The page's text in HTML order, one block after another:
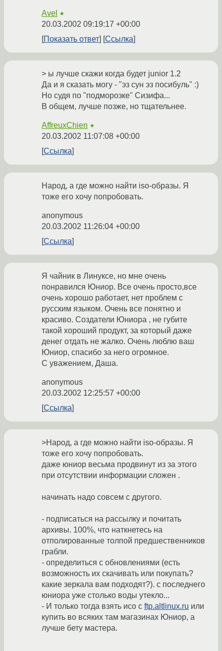
Avel ★
20.03.2002 09:19:17 +00:00
Показать ответ
Ссылка
> ы лучше скажи когда будет junior 1.2
Да и я сказать могу - "эз сун эз посибуль" :)
Но судя по "подморозке" Сизифа...
В общем, лучше позже, но тщательнее.
AffreuxChien ★
20.03.2002 11:07:08 +00:00
Ссылка
Народ, а где можно найти iso-образы. Я
тоже его хочу попробовать.
anonymous
20.03.2002 11:26:04 +00:00
Ссылка
Я чайник в Линуксе, но мне очень
понравился Юниор. Все очень просто,все
очень хорошо работает, нет проблем с
русским языком. Очень все понятно и
красиво. Создатели Юниора , не губите
такой хороший продукт, за который даже
денег отдать не жалко. Очень люблю ваш
Юниор, спасибо за него огромное.
С уважением, Даша.
anonymous
20.03.2002 12:25:57 +00:00
Ссылка
>Народ, а где можно найти iso-образы. Я
тоже его хочу попробовать.
даже юниор весьма продвинут из за этого
при отсутствии информации сложен .
начинать надо совсем с другого.
- подписаться на рассылку и почитать
архивы. 100%, что наткнетесь на
отполированные толпой предшественников
грабли.
- определиться с обновлениями (есть
возможность их скачивать или покупать?
какие зеркала вам подходят?). с последнего
юниора уже столько воды утекло...
- И только тогда взять исо с ftp.altlinux.ru или
купить во всяких там магазинах Юниор, а
лучше бету мастера.